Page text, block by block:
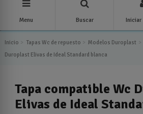
Menu Buscar Iniciar
Inicio Tapas Wc de repuesto Modelos Duroplast
Duroplast Elivas de Ideal Standard blanca
Tapa compatible Wc
Elivas de Ideal